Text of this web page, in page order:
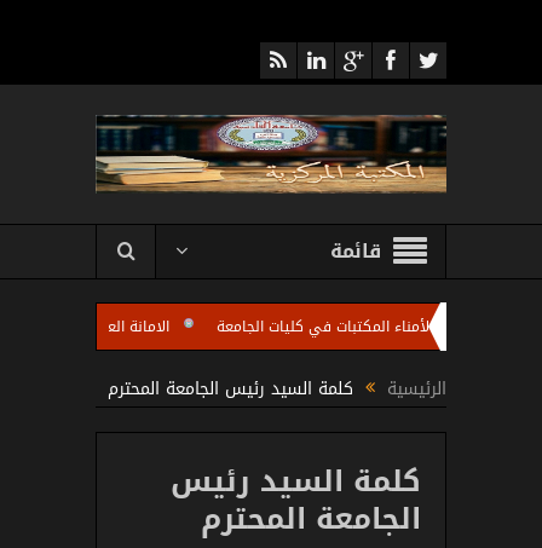
قائمة
تعقد اجتماعا لأمناء المكتبات في كليات الجامعة
الامانة العامة للمكتبة
الرئيسية كلمة السيد رئيس الجامعة المحترم
كلمة السيد رئيس
الجامعة المحترم